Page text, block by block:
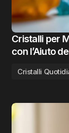
Cristalli per
con l’Aiuto
Cristalli